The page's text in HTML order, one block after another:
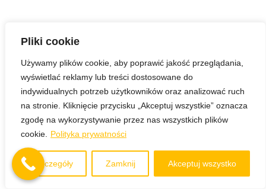
Pliki cookie
Używamy plików cookie, aby poprawić jakość przeglądania,
wyświetlać reklamy lub treści dostosowane do
indywidualnych potrzeb użytkowników oraz analizować ruch
na stronie. Kliknięcie przycisku „Akceptuj wszystkie” oznacza
zgodę na wykorzystywanie przez nas wszystkich plików
cookie.
Polityka prywatności
Szczegóły Zamknij Akceptuj wszystko